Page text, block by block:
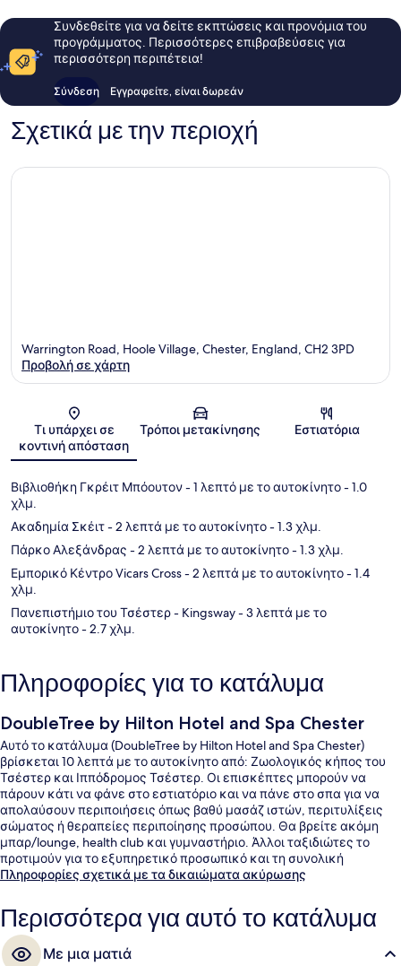
Συνδεθείτε για να δείτε εκπτώσεις και προνόμια του
προγράμματος. Περισσότερες επιβραβεύσεις για
περισσότερη περιπέτεια!
Σύνδεση Εγγραφείτε, είναι δωρεάν
Σχετικά με την περιοχή
Χάρτης
Warrington Road, Hoole Village, Chester, England, CH2 3PD
Προβολή σε χάρτη
Τι υπάρχει σε
κοντινή απόσταση
Τρόποι μετακίνησης Εστιατόρια
Βιβλιοθήκη Γκρέιτ Μπόουτον- 1 λεπτό με το αυτοκίνητο- 1.0
χλμ.
Ακαδημία Σκέιτ- 2 λεπτά με το αυτοκίνητο- 1.3 χλμ.
Πάρκο Αλεξάνδρας - 2 λεπτά με το αυτοκίνητο- 1.3 χλμ.
Εμπορικό Κέντρο Vicars Cross- 2 λεπτά με το αυτοκίνητο- 1.4
χλμ.
Πανεπιστήμιο του Τσέστερ - Kingsway- 3 λεπτά με το
αυτοκίνητο- 2.7 χλμ.
Πληροφορίες για το κατάλυμα
DoubleTree by Hilton Hotel and Spa Chester
Αυτό το κατάλυμα (DoubleTree by Hilton Hotel and Spa Chester)
βρίσκεται 10 λεπτά με το αυτοκίνητο από: Ζωολογικός κήπος του
Τσέστερ και Ιππόδρομος Τσέστερ. Οι επισκέπτες μπορούν να
πάρουν κάτι να φάνε στο εστιατόριο και να πάνε στο σπα για να
απολαύσουν περιποιήσεις όπως βαθύ μασάζ ιστών, περιτυλίξεις
σώματος ή θεραπείες περιποίησης προσώπου. Θα βρείτε ακόμη
μπαρ/lounge, health club και γυμναστήριο. Άλλοι ταξιδιώτες το
προτιμούν για το εξυπηρετικό προσωπικό και τη συνολική
κατάσταση του καταλύματος.
Πληροφορίες σχετικά με τα δικαιώματα ακύρωσης
Περισσότερα για αυτό το κατάλυμα
Με μια ματιά